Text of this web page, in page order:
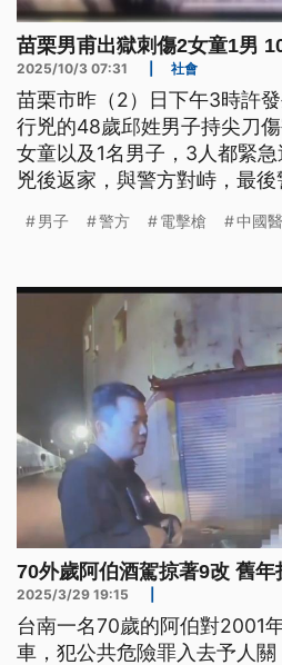
苗栗男甫出獄刺傷2女童1男
2025/10/3 07:31 社會
苗栗市昨（2）日下午3時許
行兇的48歲邱姓男子持尖刀
女童以及1名男子，3人都緊
兇後返家，與警方對峙，最
商刺傷4人，今（2025）年3
男子 警方 電擊槍 中國
70外歲阿伯酒駕掠著9改 舊年
2025/3/29 19:15
台南一名70歲的阿伯對2001
車，犯公共危險罪入去予人